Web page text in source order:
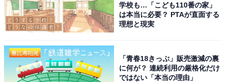
学校も…「こども110番の家」
は本当に必要？ PTAが直面する
理想と現実
「青春18きっぷ」販売激減の裏
に何が？ 連続利用の厳格化だけ
ではない「本当の理由」